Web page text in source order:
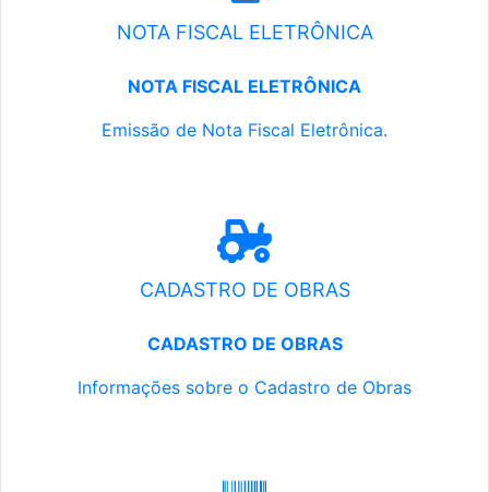
NOTA FISCAL ELETRÔNICA
NOTA FISCAL ELETRÔNICA
Emissão de Nota Fiscal Eletrônica.
CADASTRO DE OBRAS
CADASTRO DE OBRAS
Informações sobre o Cadastro de Obras